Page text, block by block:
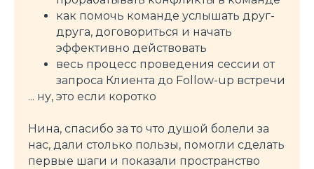
как помочь команде услышать друг-
друга, договориться и начать
эффективно действовать
весь процесс проведения сессии от
запроса Клиента до Follow-up встречи
... ну, это если коротко
Нина, спасибо за то что душой болели за
нас, дали столько пользы, помогли сделать
первые шаги и показали пространство